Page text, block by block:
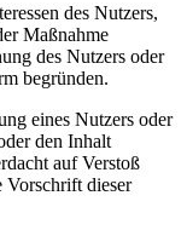
des Nutzers,
Maßnahme
des Nutzers oder
begründen.
eines Nutzers oder
den Inhalt
auf Verstoß
Vorschrift dieser